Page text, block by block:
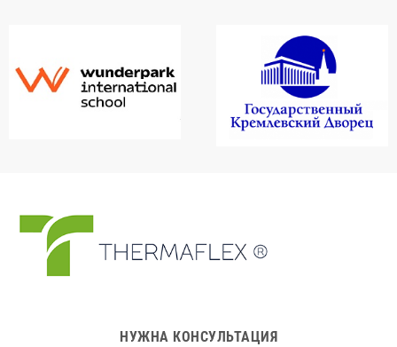
НУЖНА КОНСУЛЬТАЦИЯ